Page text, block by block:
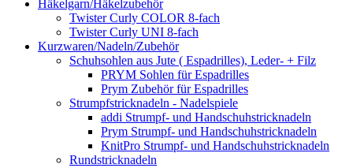
Häkelgarn/Häkelzubehör
Twister Curly COLOR 8-fach
Twister Curly UNI 8-fach
Kurzwaren/Nadeln/Zubehör
Schuhsohlen aus Jute ( Espadrilles), Leder- + Filz
PRYM Sohlen für Espadrilles
Prym Zubehör für Espadrilles
Strumpfstricknadeln - Nadelspiele
addi Strumpf- und Handschuhstricknadeln
Prym Strumpf- und Handschuhstricknadeln
KnitPro Strumpf- und Handschuhstricknadeln
Rundstricknadeln